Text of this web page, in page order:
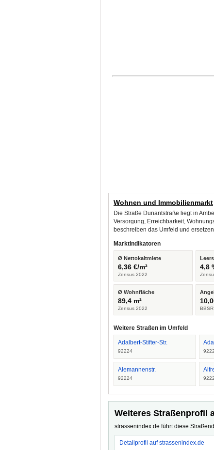
Wohnen und Immobilienmarkt
Die Straße Dunantstraße liegt in
Versorgung, Erreichbarkeit,
beschreiben das Umfeld und
Marktindikatoren
Ø Nettokaltmiete
6,36 €/m²
Zensus 2022
4,8
Ø Wohnfläche
89,4 m²
Zensus 2022
Weitere Straßen im Umfeld
Adalbert-Stifter-Str.
92224
Alemannenstr.
92224
Weiteres Straßenprofil
strassenindex.de führt diese
Detailprofil auf strassenindex.de